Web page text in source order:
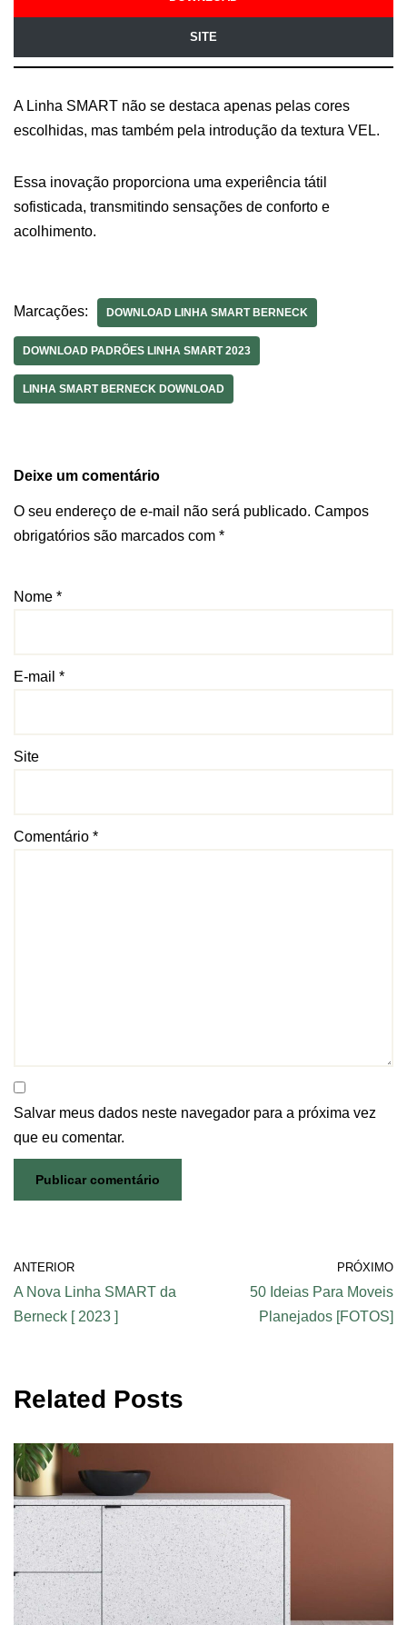
SITE
A Linha SMART não se destaca apenas pelas cores
escolhidas, mas também pela introdução da textura VEL.
Essa inovação proporciona uma experiência tátil
sofisticada, transmitindo sensações de conforto e
acolhimento.
Marcações: DOWNLOAD LINHA SMART BERNECK
DOWNLOAD PADRÕES LINHA SMART 2023
LINHA SMART BERNECK DOWNLOAD
Deixe um comentário
O seu endereço de e-mail não será publicado. Campos
obrigatórios são marcados com *
Nome *
E-mail *
Site
Comentário *
Salvar meus dados neste navegador para a próxima vez
que eu comentar.
ANTERIOR
A Nova Linha SMART da
Berneck [ 2023 ]
PRÓXIMO
50 Ideias Para Moveis
Planejados [FOTOS]
Related Posts